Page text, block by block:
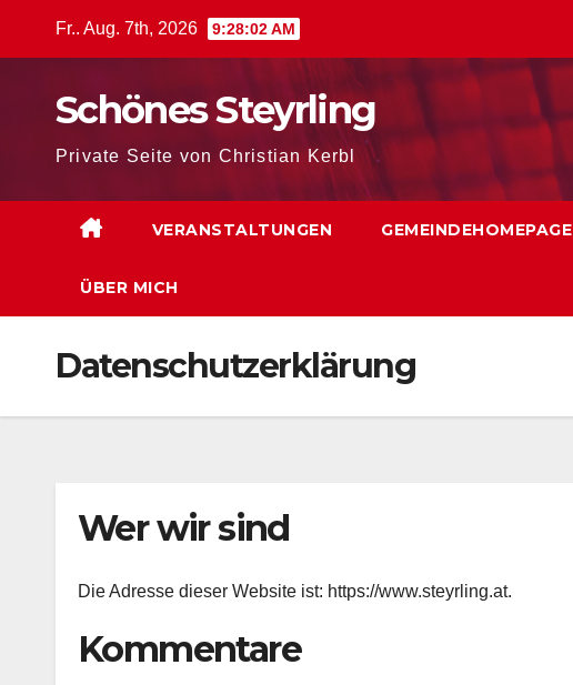
Fr.. Aug. 7th, 2026 9:28:03 AM
Schönes Steyrling
Private Seite von Christian Kerbl
VERANSTALTUNGEN GEMEINDEHOMEPAGE
ÜBER MICH
Datenschutzerklärung
Wer wir sind
Die Adresse dieser Website ist: https://www.steyrling.at.
Kommentare